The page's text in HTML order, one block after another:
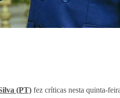
(PT) fez críticas nesta quinta-